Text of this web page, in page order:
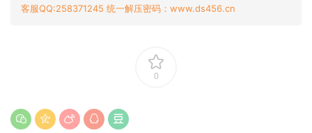
客服QQ:258371245 统一解压密码：www.ds456.cn
0